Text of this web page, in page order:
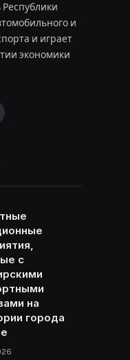
и
и играет
экономики
с
на
города